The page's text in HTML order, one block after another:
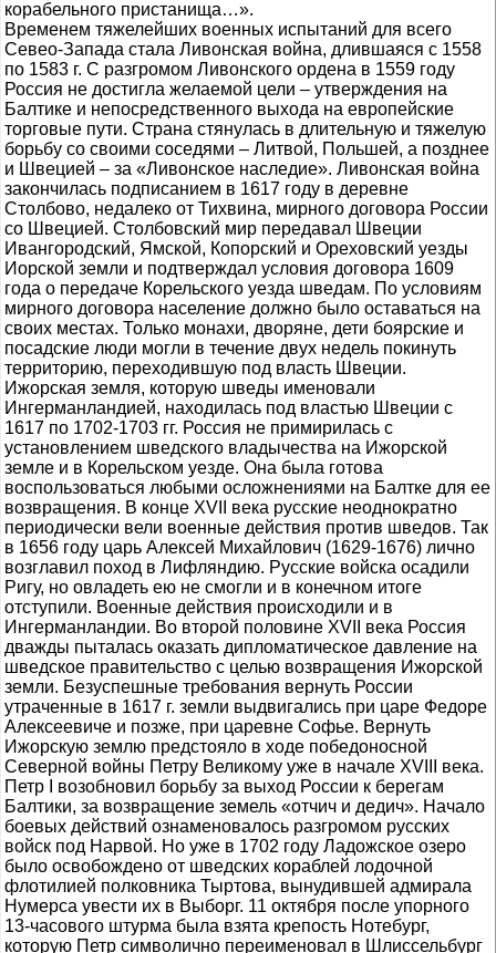
корабельного пристанища…».
Временем тяжелейших военных испытаний для всего
Севео-Запада стала Ливонская война, длившаяся с 1558
по 1583 г. С разгромом Ливонского ордена в 1559 году
Россия не достигла желаемой цели – утверждения на
Балтике и непосредственного выхода на европейские
торговые пути. Страна стянулась в длительную и тяжелую
борьбу со своими соседями – Литвой, Польшей, а позднее
и Швецией – за «Ливонское наследие». Ливонская война
закончилась подписанием в 1617 году в деревне
Столбово, недалеко от Тихвина, мирного договора России
со Швецией. Столбовский мир передавал Швеции
Ивангородский, Ямской, Копорский и Ореховский уезды
Иорской земли и подтверждал условия договора 1609
года о передаче Корельского уезда шведам. По условиям
мирного договора население должно было оставаться на
своих местах. Только монахи, дворяне, дети боярские и
посадские люди могли в течение двух недель покинуть
территорию, переходившую под власть Швеции.
Ижорская земля, которую шведы именовали
Ингерманландией, находилась под властью Швеции с
1617 по 1702-1703 гг. Россия не примирилась с
установлением шведского владычества на Ижорской
земле и в Корельском уезде. Она была готова
воспользоваться любыми осложнениями на Балтке для ее
возвращения. В конце XVII века русские неоднократно
периодически вели военные действия против шведов. Так
в 1656 году царь Алексей Михайлович (1629-1676) лично
возглавил поход в Лифляндию. Русские войска осадили
Ригу, но овладеть ею не смогли и в конечном итоге
отступили. Военные действия происходили и в
Ингерманландии. Во второй половине XVII века Россия
дважды пыталась оказать дипломатическое давление на
шведское правительство с целью возвращения Ижорской
земли. Безуспешные требования вернуть России
утраченные в 1617 г. земли выдвигались при царе Федоре
Алексеевиче и позже, при царевне Софье. Вернуть
Ижорскую землю предстояло в ходе победоносной
Северной войны Петру Великому уже в начале XVIII века.
Петр I возобновил борьбу за выход России к берегам
Балтики, за возвращение земель «отчич и дедич». Начало
боевых действий ознаменовалось разгромом русских
войск под Нарвой. Но уже в 1702 году Ладожское озеро
было освобождено от шведских кораблей лодочной
флотилией полковника Тыртова, вынудившей адмирала
Нумерса увести их в Выборг. 11 октября после упорного
13-часового штурма была взята крепость Нотебург,
которую Петр символично переименовал в Шлиссельбург